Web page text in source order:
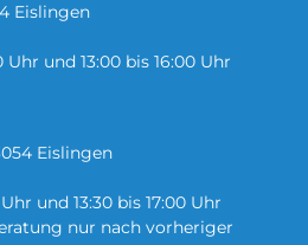
Eislingen
und 13:00 bis 16:00 Uhr
Eislingen
und 13:30 bis 17:00 Uhr
nur nach vorheriger